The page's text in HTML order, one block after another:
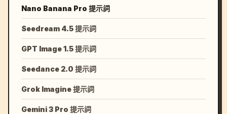
Nano Banana Pro 提示詞
Seedream 4.5 提示詞
GPT Image 1.5 提示詞
Seedance 2.0 提示詞
Grok Imagine 提示詞
Gemini 3 Pro 提示詞